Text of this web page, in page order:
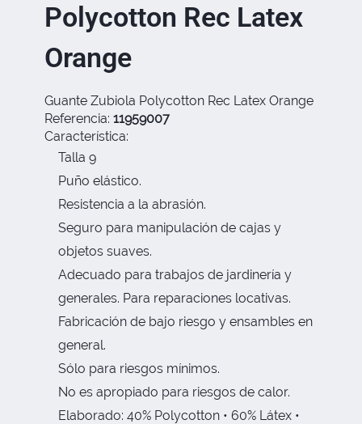
Polycotton Rec Latex
Orange
Guante Zubiola Polycotton Rec Latex Orange
Referencia: 11959007
Característica:
Talla 9
Puño elástico.
Resistencia a la abrasión.
Seguro para manipulación de cajas y
objetos suaves.
Adecuado para trabajos de jardinería y
generales. Para reparaciones locativas.
Fabricación de bajo riesgo y ensambles en
general.
Sólo para riesgos mínimos.
No es apropiado para riesgos de calor.
Elaborado: 40% Polycotton • 60% Látex •